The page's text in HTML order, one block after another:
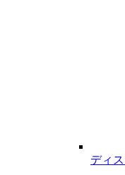
ディ